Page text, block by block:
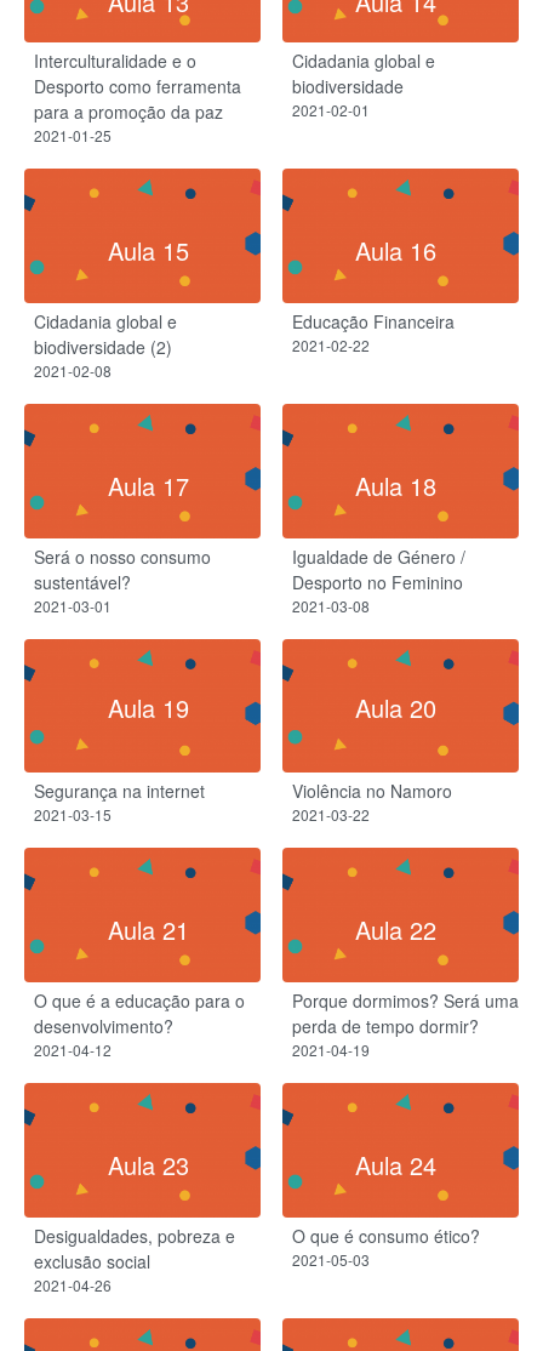
Interculturalidade e o
Desporto como ferramenta
para a promoção da paz
2021-01-25
Cidadania global e
biodiversidade
2021-02-01
Aula 15
Cidadania global e
biodiversidade (2)
2021-02-08
Aula 16
Educação Financeira
2021-02-22
Aula 17
Será o nosso consumo
sustentável?
2021-03-01
Aula 18
Igualdade de Género /
Desporto no Feminino
2021-03-08
Aula 19
Segurança na internet
2021-03-15
Aula 20
Violência no Namoro
2021-03-22
Aula 21
O que é a educação para o
desenvolvimento?
2021-04-12
Aula 22
Porque dormimos? Será uma
perda de tempo dormir?
2021-04-19
Aula 23
Desigualdades, pobreza e
exclusão social
2021-04-26
Aula 24
O que é consumo ético?
2021-05-03